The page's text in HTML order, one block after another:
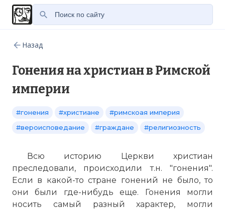
Назад
Гонения на христиан в Римской
империи
#гонения #христиане
#римскоая империя
#вероисповедание
#граждане #религиозность
Всю историю Церкви христиан
преследовали, происходили т.н. "гонения".
Если в какой-то стране гонений не было, то
они были где-нибудь еще. Гонения могли
носить самый разный характер, могли